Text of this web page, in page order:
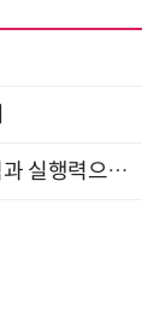
“문서에 묻힌 지식을 꺼내, 회사의 판단력과 실행력으로 바꾸다” (8/20)